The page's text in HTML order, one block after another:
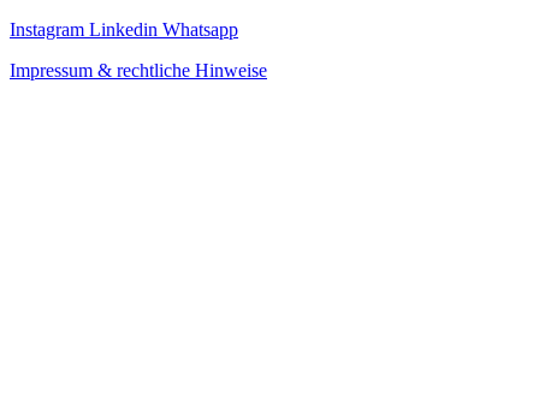
Instagram Linkedin Whatsapp
Impressum & rechtliche Hinweise